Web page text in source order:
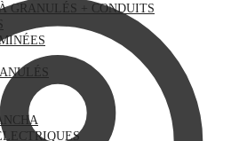
GRANULÉS + CONDUITS